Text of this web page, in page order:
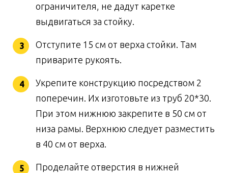
ограничителя, не дадут каретке
выдвигаться за стойку.
Отступите 15 см от верха стойки. Там
приварите рукоять.
Укрепите конструкцию посредством 2
поперечин. Их изготовьте из труб 20*30.
При этом нижнюю закрепите в 50 см от
низа рамы. Верхнюю следует разместить
в 40 см от верха.
Проделайте отверстия в нижней